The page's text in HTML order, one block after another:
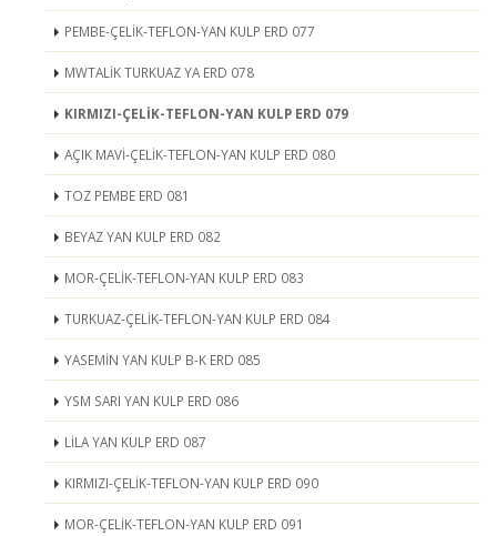
PEMBE-ÇELİK-TEFLON-YAN KULP ERD 077
MWTALİK TURKUAZ YA ERD 078
KIRMIZI-ÇELİK-TEFLON-YAN KULP ERD 079
AÇIK MAVİ-ÇELİK-TEFLON-YAN KULP ERD 080
TOZ PEMBE ERD 081
BEYAZ YAN KULP ERD 082
MOR-ÇELİK-TEFLON-YAN KULP ERD 083
TURKUAZ-ÇELİK-TEFLON-YAN KULP ERD 084
YASEMİN YAN KULP B-K ERD 085
YSM SARI YAN KULP ERD 086
LİLA YAN KULP ERD 087
KIRMIZI-ÇELİK-TEFLON-YAN KULP ERD 090
MOR-ÇELİK-TEFLON-YAN KULP ERD 091